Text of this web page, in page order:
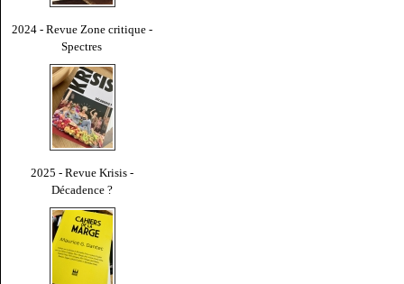
2024 - Revue Zone critique -
Spectres
2025 - Revue Krisis -
Décadence ?